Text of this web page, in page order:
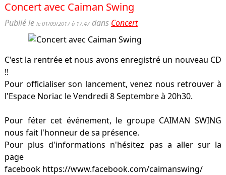
Concert avec Caiman Swing
Publié le le 01/09/2017 à 17:47dans Concert
C'est la rentrée et nous avons enregistré un nouveau CD
!!
Pour officialiser son lancement, venez nous retrouver à
l'Espace Noriac le Vendredi 8 Septembre à 20h30.
Pour féter cet événement, le groupe CAIMAN SWING
nous fait l'honneur de sa présence.
Pour plus d'informations n'hésitez pas a aller sur la
page
facebook https://www.facebook.com/caimanswing/